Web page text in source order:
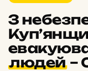
контенту
З
людей–